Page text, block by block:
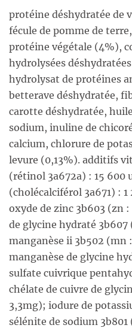
protéine déshydratée de
fécule de pomme de
protéine végétale (4%),
hydrolysées
hydrolysat de protéines
betterave déshydratée,
carotte déshydratée,
sodium, inuline de
calcium, chlorure de
levure (0,13%). additifs
(rétinol 3a672a) : 15 600
(cholécalciférol 3a671) :
oxyde de zinc 3b603 (zn
de glycine hydraté 3b607
manganèse ii 3b502 (mn
manganèse de glycine
sulfate cuivrique
chélate de cuivre de
3,3mg); iodure de
sélénite de sodium